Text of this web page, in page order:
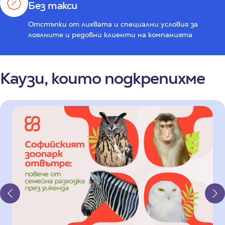
Без такси
Отстъпки от лихвата и специални условия за
лоялните и редовни клиенти на компанията
Каузи, които подкрепихме